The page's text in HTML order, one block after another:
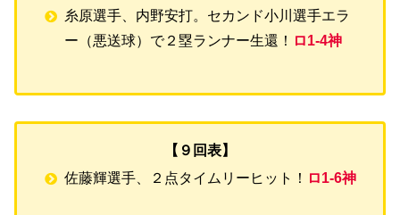
糸原選手、内野安打。セカンド小川選手エラ
ー（悪送球）で２塁ランナー生還！ ロ1-4神
【９回表】
佐藤輝選手、２点タイムリーヒット！ ロ1-6神